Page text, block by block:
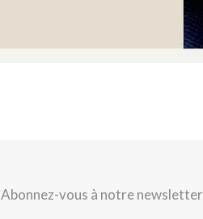
Abonnez-vous à notre newsletter